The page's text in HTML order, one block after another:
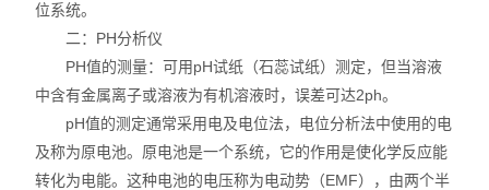
位系统。
二：PH分析仪
PH值的测量：可用pH试纸（石蕊试纸）测定，但当溶液
中含有金属离子或溶液为有机溶液时，误差可达2ph。
pH值的测定通常采用电及电位法，电位分析法中使用的电
及称为原电池。原电池是一个系统，它的作用是使化学反应能
转化为电能。这种电池的电压称为电动势（EMF），由两个半